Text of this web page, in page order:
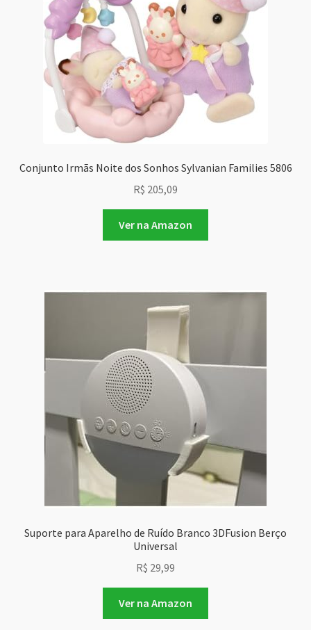
Conjunto Irmãs Noite dos Sonhos Sylvanian Families 5806
R$ 205,09
Ver na Amazon
Suporte para Aparelho de Ruído Branco 3DFusion Berço
Universal
R$ 29,99
Ver na Amazon